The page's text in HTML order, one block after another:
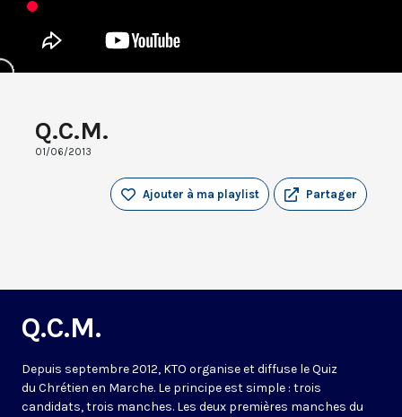
Q.C.M.
01/06/2013
Partager
Ajouter à ma playlist
Q.C.M.
Depuis septembre 2012, KTO organise et diffuse le Quiz
du Chrétien en Marche. Le principe est simple : trois
candidats, trois manches. Les deux premières manches du